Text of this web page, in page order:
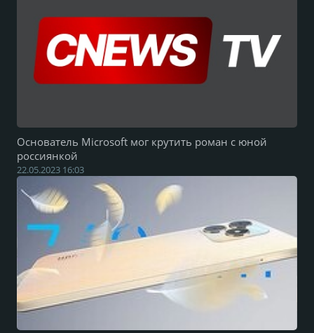
Основатель Microsoft мог крутить роман с юной
россиянкой
22.05.2023 16:03